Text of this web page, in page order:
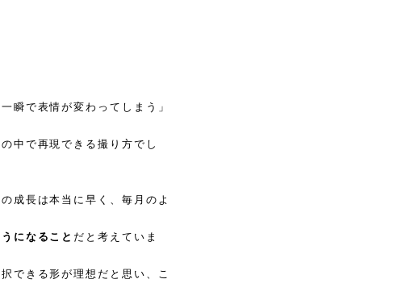
瞬で表情が変わってしまう」
中で再現できる撮り方でし
成長は本当に早く、毎月のよ
になること だと考えていま
できる形が理想だと思い、こ